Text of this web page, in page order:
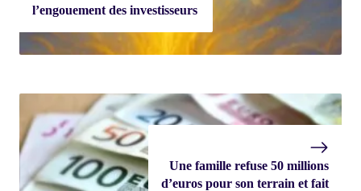
l’engouement des investisseurs
Une famille refuse 50 millions
d’euros pour son terrain et fait